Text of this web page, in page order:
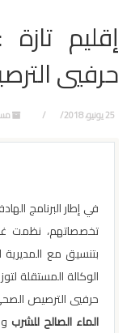
إقليم
حرفيي
25 يونيو، 2018
في إطار البرنامج
تخصصاتهم، نظمت
بتنسيق مع المديرية
الوكالة المستقلة
حرفيي الترصيص
الماء الصالح للشرب